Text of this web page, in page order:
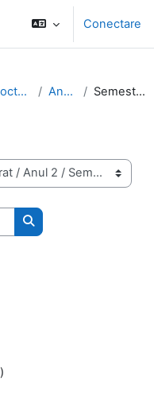
Conectare
Doctorat Anul 2 Semestrul 1
Caută cursuri
)